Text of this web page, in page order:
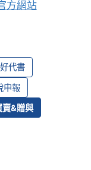
方網站
好代書
申報
賣&贈與